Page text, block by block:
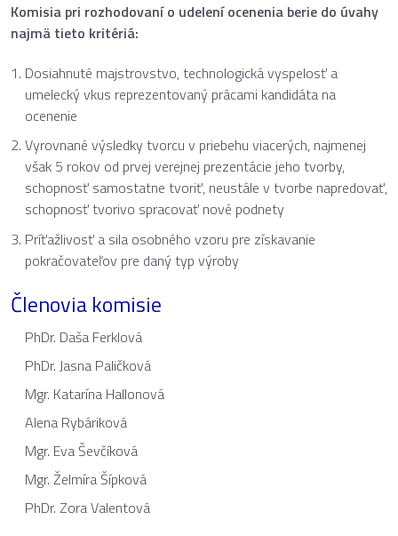
Komisia pri rozhodovaní o udelení ocenenia berie do úvahy
najmä tieto kritériá:
Dosiahnuté majstrovstvo, technologická vyspelosť a
umelecký vkus reprezentovaný prácami kandidáta na
ocenenie
Vyrovnané výsledky tvorcu v priebehu viacerých, najmenej
však 5 rokov od prvej verejnej prezentácie jeho tvorby,
schopnosť samostatne tvoriť, neustále v tvorbe napredovať,
schopnosť tvorivo spracovať nové podnety
Príťažlivosť a sila osobného vzoru pre získavanie
pokračovateľov pre daný typ výroby
Členovia komisie
PhDr. Daša Ferklová
PhDr. Jasna Paličková
Mgr. Katarína Hallonová
Alena Rybáriková
Mgr. Eva Ševčíková
Mgr. Želmíra Šípková
PhDr. Zora Valentová